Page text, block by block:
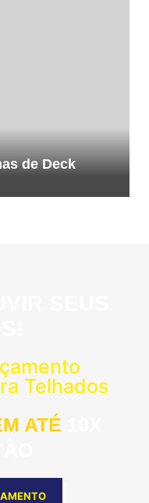
de Deck
Telhados
ATÉ